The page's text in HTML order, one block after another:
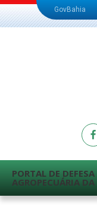
GovBahia
PORTAL DE DEFESA
AGROPECUÁRIA